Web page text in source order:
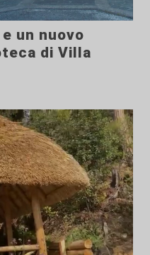
un nuovo
di Villa